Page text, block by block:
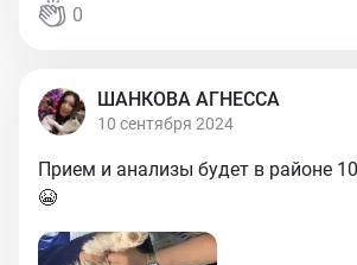
0
ШАНКОВА АГНЕССА
10 сентября 2024
Прием и анализы будет в районе
😭